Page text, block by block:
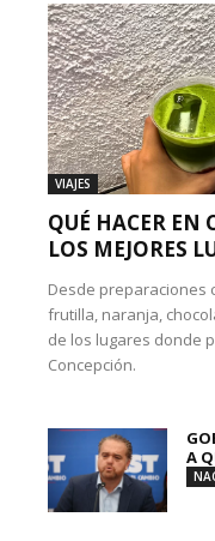
VIAJES
QUÉ HACER EN
LOS MEJORES
Desde preparaciones
frutilla, naranja,
de los lugares donde
Concepción.
A